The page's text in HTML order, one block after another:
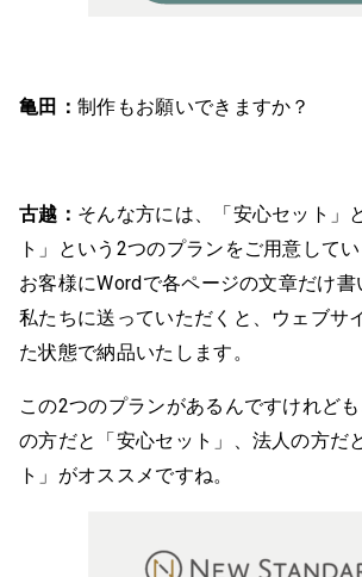
亀田： 制作もお願いできますか？
古越： そんな方には、「安心セット」
ト」という2つのプランをご用意して
お客様にWordで各ページの文章だけ書
私たちに送っていただくと、ウェブサ
た状態で納品いたします。
この2つのプランがあるんですけれど
の方だと「安心セット」、法人の方だ
ト」がオススメですね。